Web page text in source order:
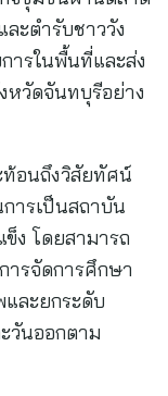
ะตำรับชาววัง
ารในพื้นที่และส่ง
หวัดจันทบุรีอย่าง
ท้อนถึงวิสัยทัศน์
ารเป็นสถาบัน
ง โดยสามารถ
รจัดการศึกษา
ละยกระดับ
วันออกตาม